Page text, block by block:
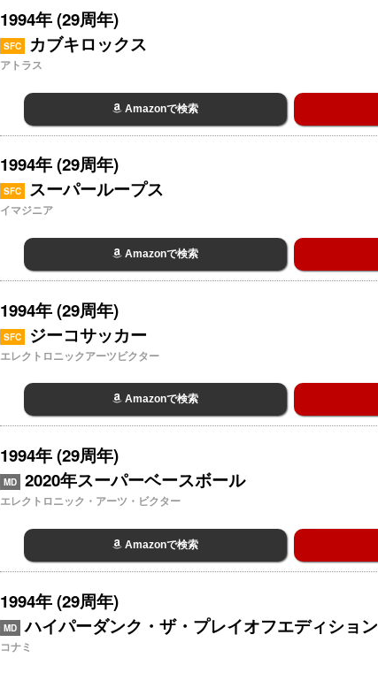
1994年 (29周年)
SFC カブキロックス
アトラス
Amazonで検索
1994年 (29周年)
SFC スーパーループス
イマジニア
Amazonで検索
1994年 (29周年)
SFC ジーコサッカー
エレクトロニックアーツビクター
Amazonで検索
1994年 (29周年)
MD 2020年スーパーベースボール
エレクトロニック・アーツ・ビクター
Amazonで検索
1994年 (29周年)
MD ハイパーダンク・ザ・プレイオフエディション
コナミ